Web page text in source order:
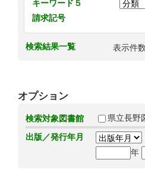
キーワード５
請求記号
検索結果一覧 表示件数
オプション
検索対象図書館 県立長野
出版／発行年月
年